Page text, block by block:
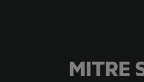
MITRE